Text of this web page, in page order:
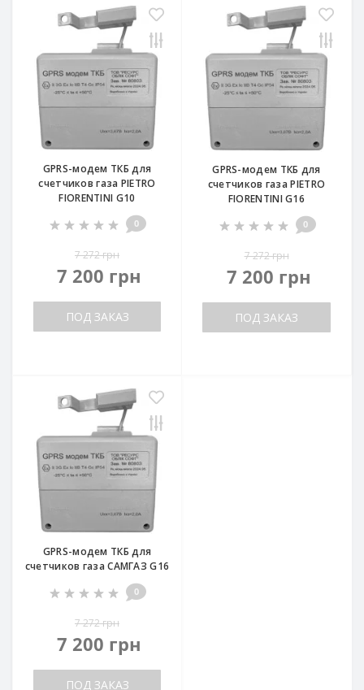
GPRS-модем ТКБ для
счетчиков газа PIETRO
FIORENTINI G10
0
7 272 грн
7 200 грн
ПОД ЗАКАЗ
GPRS-модем ТКБ для
счетчиков газа PIETRO
FIORENTINI G16
0
7 272 грн
7 200 грн
ПОД ЗАКАЗ
GPRS-модем ТКБ для
счетчиков газа САМГАЗ G16
0
7 272 грн
7 200 грн
ПОД ЗАКАЗ